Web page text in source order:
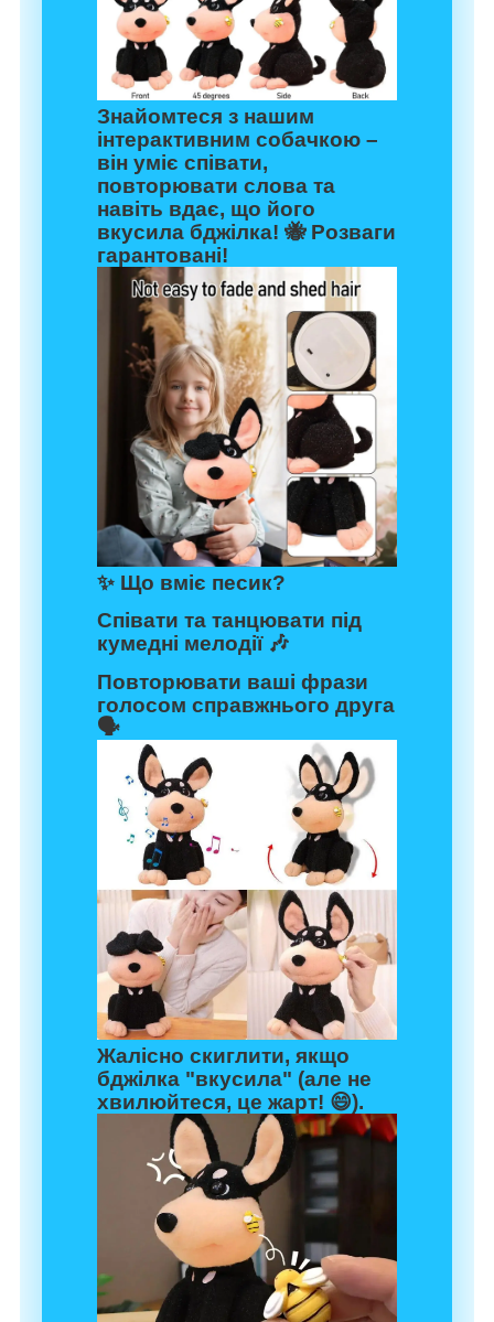
Знайомтеся з нашим
інтерактивним собачкою –
він уміє співати,
повторювати слова та
навіть вдає, що його
вкусила бджілка! 🐝 Розваги
гарантовані!
✨ Що вміє песик?
Співати та танцювати під
кумедні мелодії 🎶
Повторювати ваші фрази
голосом справжнього друга
🗣️
Жалісно скиглити, якщо
бджілка "вкусила" (але не
хвилюйтеся, це жарт! 😄).